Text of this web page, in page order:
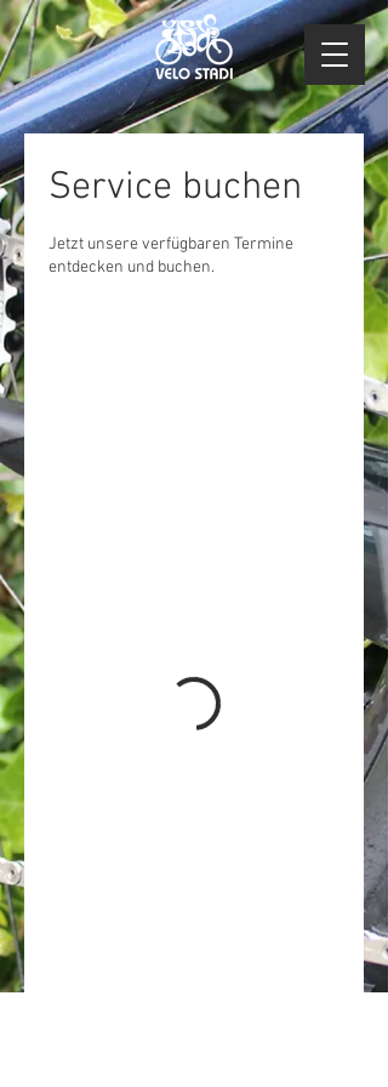
Service buchen
Jetzt unsere verfügbaren Termine
entdecken und buchen.